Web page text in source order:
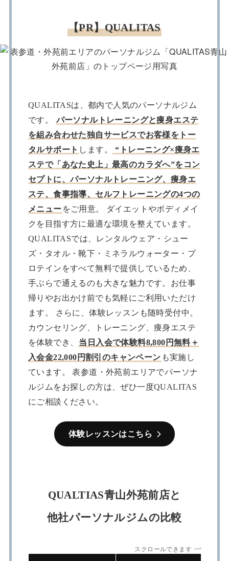
【PR】QUALITAS
QUALITASは、都内で人気のパーソナルジム
です。 パーソナルトレーニングと痩身エステ
を組み合わせた独自サービスでお客様をトー
タルサポート します。
“トレーニング×痩身エ
ステで「あなた史上」最高のカラダへ”をコン
セプトに、パーソナルトレーニング、痩身エ
ステ、食事指導、セルフトレーニングの4つの
メニュー をご用意。 ダイエットやボディメイ
クを目指す方に最適な環境を整えています。
QUALITASでは、レンタルウェア・シュー
ズ・タオル・靴下・ミネラルウォーター・プ
ロテインをすべて無料で提供しているため、
手ぶらで通えるのも大きな魅力です。お仕事
帰りやお出かけ前でも気軽にご利用いただけ
ます。 さらに、体験レッスンも随時受付中。
カウンセリング、トレーニング、痩身エステ
を体験でき、 当日入会で体験料8,800円無料＋
入会金22,000円割引のキャンペーン も実施し
ています。 表参道・外苑前エリアでパーソナ
ルジムをお探しの方は、ぜひ一度QUALITAS
にご相談ください。
体験レッスンはこちら
QUALTIAS青山外苑前店と
他社パーソナルジムの比較
スクロールできます